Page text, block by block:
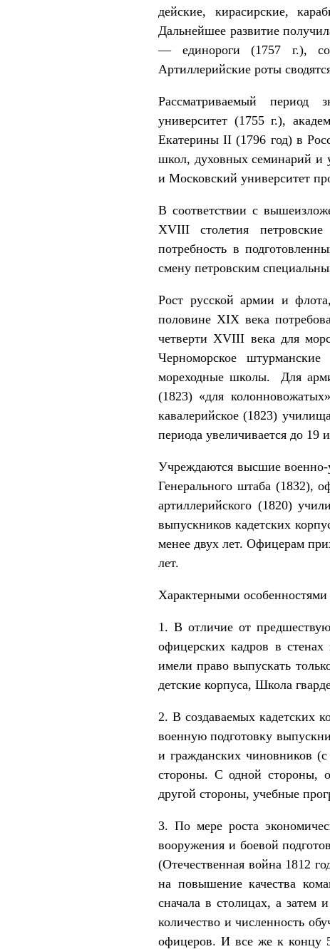
дейские, кирасирские,
Дальнейшее развитие
— единороги (1757 г.),
Артиллерийские роты
Рассматриваемый период
университет (1755 г.),
Екатерины II (1796 год) в
школ, духовных семинарий и
и Московский университет
В соответствии с
XVIII столетия петровские
потребность в
смену петровским
Рост русской армии и
половине XIX века
четверти XVIII века для
Черноморское
мореходные школы. Для
(1823) «для
кавалерийское (1823)
периода увеличивается до 19
Учреждаются высшие военно-
Генерального штаба (1832),
артиллерийского (1820)
выпускников кадетских
менее двух лет. Офицерам
лет.
Характерными особенностями
1. В отличие от
офицерских кадров в
имели право выпускать
детские корпуса, Школа
2. В создаваемых кадетских
военную подготовку
и гражданских чинов­ников
стороны. С одной стороны,
другой стороны, учебные
3. По мере роста
вооружения и боевой
(Отечественная война 1812
на повышение качества
сначала в столи­цах, а затем
количество и числен­ность
офицеров. И все же к концу